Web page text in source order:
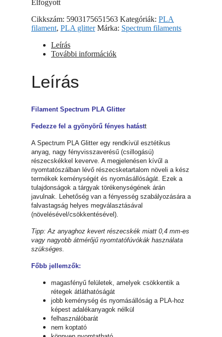
Elfogyott
Cikkszám: 5903175651563 Kategóriák: PLA
filament, PLA glitter Márka: Spectrum filaments
Leírás
További információk
Leírás
Filament Spectrum PLA Glitter
Fedezze fel a gyönyörű fényes hatástt
A Spectrum PLA Glitter egy rendkívül esztétikus
anyag, nagy fényvisszaverésű (csillogású)
részecskékkel keverve. A megjelenésen kívűl a
nyomtatószálban lévő részecsketartalom növeli a kész
termékek keménységét és nyomásállóságát. Ezek a
tulajdonságok a tárgyak törékenységének árán
javulnak. Lehetőség van a fényesség szabályozására a
falvastagság helyes megválasztásával
(növelésével/csökkentésével).
Tipp: Az anyaghoz kevert részecskék miatt 0,4 mm-es
vagy nagyobb átmérőjű nyomtatófúvókák használata
szükséges.
Főbb jellemzők:
magasfényű felületek, amelyek csökkentik a
rétegek átláthatóságát
jobb keménység és nyomásállóság a PLA-hoz
képest adalékanyagok nélkül
felhasználóbarát
nem koptató